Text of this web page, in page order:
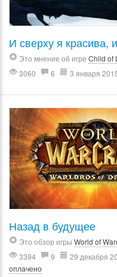
И сверху я красива,
Это мнение об игре Child of
3060
6 3 января
Назад в будущее
Это обзор игры World of
3394
9 29 декабря
оплачено